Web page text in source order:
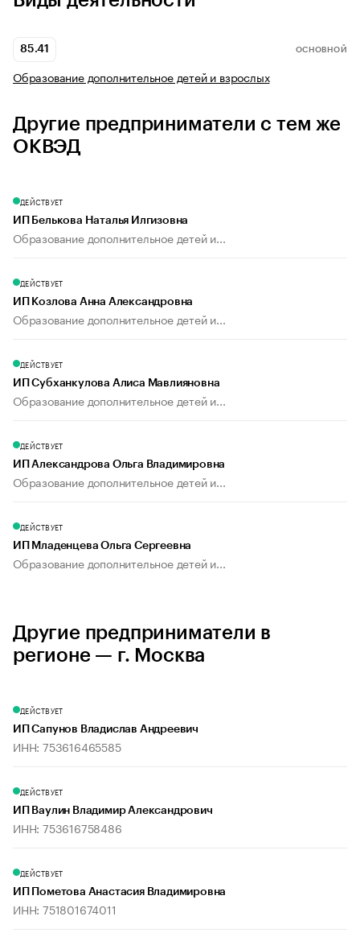
85.41 ОСНОВНОЙ
Образование дополнительное детей и взрослых
Другие предприниматели с тем же
ОКВЭД
ДЕЙСТВУЕТ
ИП Белькова Наталья Илгизовна
Образование дополнительное детей и...
ДЕЙСТВУЕТ
ИП Козлова Анна Александровна
Образование дополнительное детей и...
ДЕЙСТВУЕТ
ИП Субханкулова Алиса Мавлияновна
Образование дополнительное детей и...
ДЕЙСТВУЕТ
ИП Александрова Ольга Владимировна
Образование дополнительное детей и...
ДЕЙСТВУЕТ
ИП Младенцева Ольга Сергеевна
Образование дополнительное детей и...
Другие предприниматели в
регионе — г. Москва
ДЕЙСТВУЕТ
ИП Сапунов Владислав Андреевич
ИНН: 753616465585
ДЕЙСТВУЕТ
ИП Ваулин Владимир Александрович
ИНН: 753616758486
ДЕЙСТВУЕТ
ИП Пометова Анастасия Владимировна
ИНН: 751801674011